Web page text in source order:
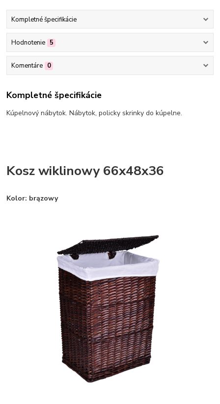
Kompletné špecifikácie
Hodnotenie 5
Komentáre 0
Kompletné špecifikácie
Kúpelnový nábytok. Nábytok, policky skrinky do kúpelne.
Kosz wiklinowy 66x48x36
Kolor: brązowy